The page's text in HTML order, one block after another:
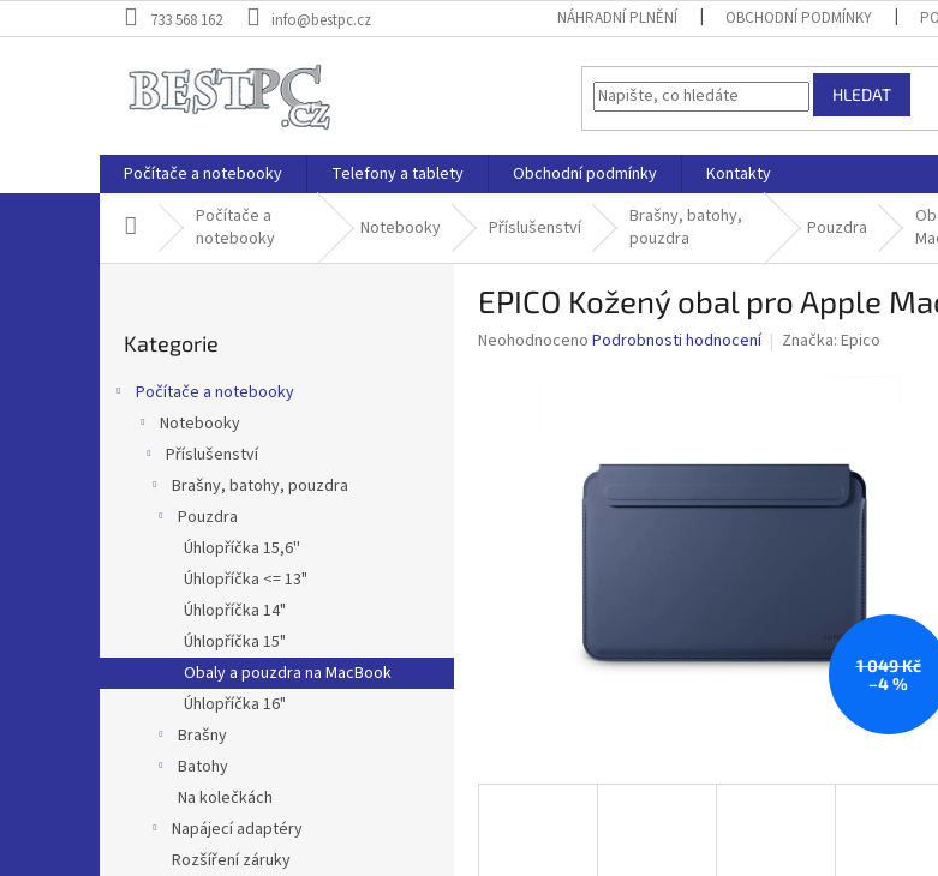
na
733 568 162 info@bestpc.cz NÁHRADNÍ PLNĚNÍ OBCHODNÍ PODMÍNKY
HLEDAT
Počítače a notebooky Telefony a tablety Obchodní podmínky Kontakty
Domů Počítače a
notebooky
Notebooky Příslušenství
Brašny, batohy,
pouzdra
Pouzdra
kategorie
Kategorie
Počítače a notebooky
Notebooky
Příslušenství
Brašny, batohy, pouzdra
Pouzdra
Úhlopříčka 15,6''
Úhlopříčka <= 13"
Úhlopříčka 14"
Úhlopříčka 15"
Obaly a pouzdra na MacBook
Úhlopříčka 16"
Brašny
Batohy
Na kolečkách
Napájecí adaptéry
Rozšíření záruky
EPICO Kožený obal pro Apple
Průměrné
Neohodnoceno Podrobnosti hodnocení Značka: Epico
1 049 Kč
–4 %